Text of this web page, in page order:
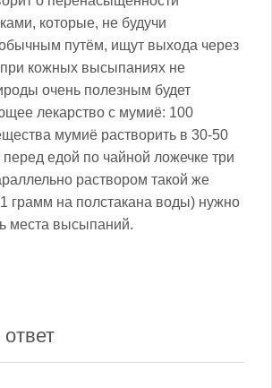
которые, не будучи
путём, ищут выхода через
кожных высыпаниях не
очень полезным будет
лекарство с мумиё: 100
мумиё растворить в 30-50
едой по чайной ложечке три
раствором такой же
грамм на полстакана воды) нужно
места высыпаний.